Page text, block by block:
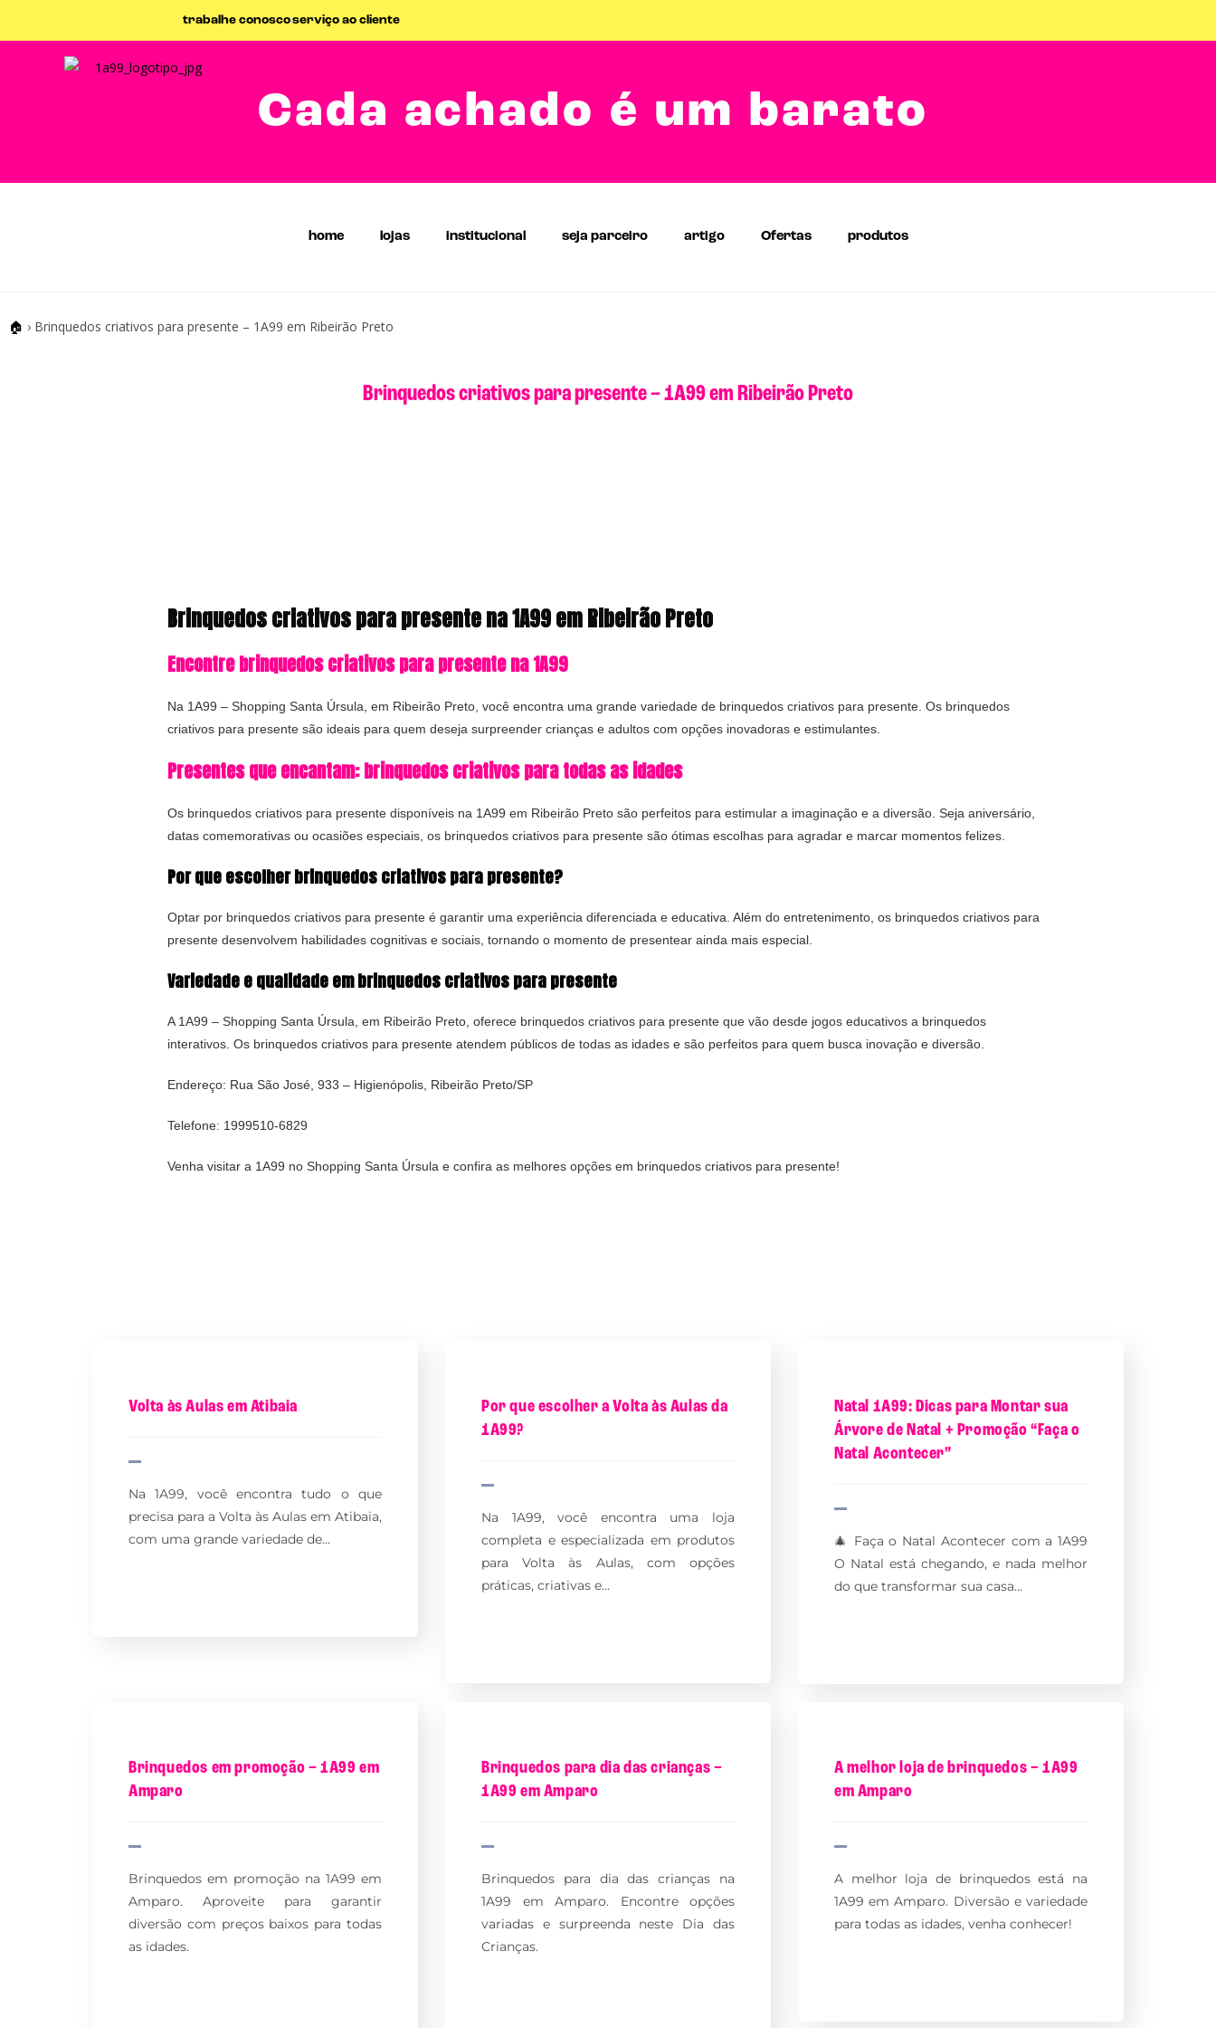
trabalhe conoscoserviço ao cliente
Cada achado é um barato
home lojas institucional seja parceiro artigo Ofertas produtos
🏠 › Brinquedos criativos para presente – 1A99 em Ribeirão Preto
Brinquedos criativos para presente – 1A99 em Ribeirão Preto
Brinquedos criativos para presente na 1A99 em Ribeirão Preto
Encontre brinquedos criativos para presente na 1A99
Na 1A99 – Shopping Santa Úrsula, em Ribeirão Preto, você encontra uma grande variedade de brinquedos criativos para presente. Os brinquedos
criativos para presente são ideais para quem deseja surpreender crianças e adultos com opções inovadoras e estimulantes.
Presentes que encantam: brinquedos criativos para todas as idades
Os brinquedos criativos para presente disponíveis na 1A99 em Ribeirão Preto são perfeitos para estimular a imaginação e a diversão. Seja aniversário,
datas comemorativas ou ocasiões especiais, os brinquedos criativos para presente são ótimas escolhas para agradar e marcar momentos felizes.
Por que escolher brinquedos criativos para presente?
Optar por brinquedos criativos para presente é garantir uma experiência diferenciada e educativa. Além do entretenimento, os brinquedos criativos para
presente desenvolvem habilidades cognitivas e sociais, tornando o momento de presentear ainda mais especial.
Variedade e qualidade em brinquedos criativos para presente
A 1A99 – Shopping Santa Úrsula, em Ribeirão Preto, oferece brinquedos criativos para presente que vão desde jogos educativos a brinquedos
interativos. Os brinquedos criativos para presente atendem públicos de todas as idades e são perfeitos para quem busca inovação e diversão.
Endereço: Rua São José, 933 – Higienópolis, Ribeirão Preto/SP
Telefone: 1999510-6829
Venha visitar a 1A99 no Shopping Santa Úrsula e confira as melhores opções em brinquedos criativos para presente!
Volta às Aulas em Atibaia
Na 1A99, você encontra tudo o que
precisa para a Volta às Aulas em Atibaia,
com uma grande variedade de…
Por que escolher a Volta às Aulas da
1A99?
Na 1A99, você encontra uma loja
completa e especializada em produtos
para Volta às Aulas, com opções
práticas, criativas e…
Natal 1A99: Dicas para Montar sua
Árvore de Natal + Promoção “Faça o
Natal Acontecer”
🎄 Faça o Natal Acontecer com a 1A99
O Natal está chegando, e nada melhor
do que transformar sua casa…
Brinquedos em promoção – 1A99 em
Amparo
Brinquedos em promoção na 1A99 em
Amparo. Aproveite para garantir
diversão com preços baixos para todas
as idades.
Brinquedos para dia das crianças –
1A99 em Amparo
Brinquedos para dia das crianças na
1A99 em Amparo. Encontre opções
variadas e surpreenda neste Dia das
Crianças.
A melhor loja de brinquedos – 1A99
em Amparo
A melhor loja de brinquedos está na
1A99 em Amparo. Diversão e variedade
para todas as idades, venha conhecer!